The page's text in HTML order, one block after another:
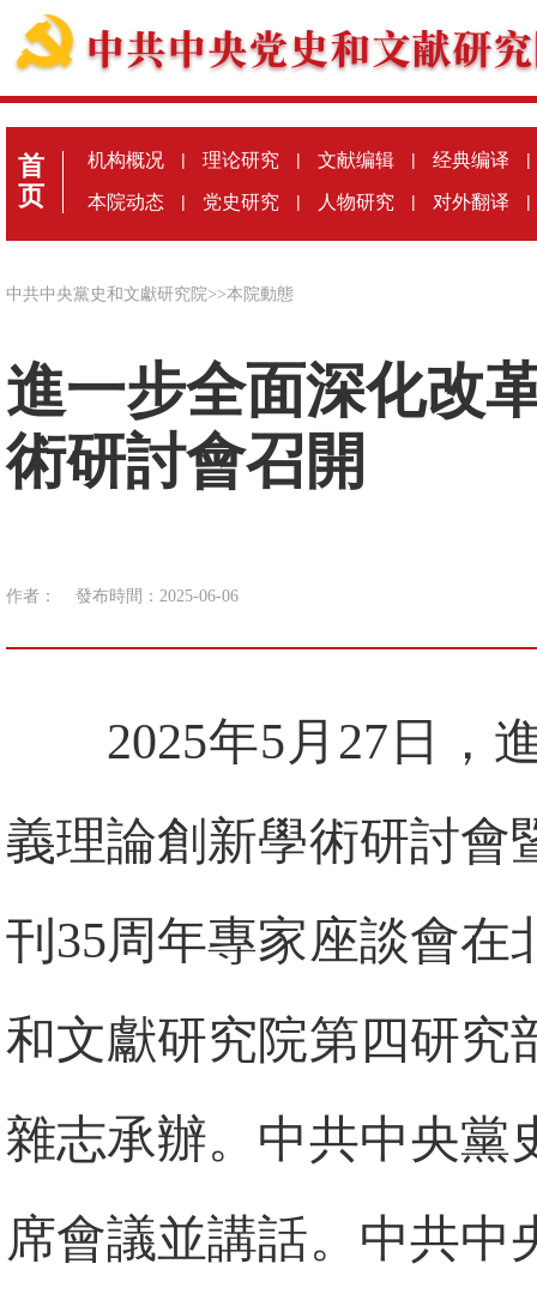
首
页
机构概况 | 理论研究 | 文献编辑 | 经典编译 |
本院动态 | 党史研究 | 人物研究 | 对外翻译 |
中共中央黨史和文獻研究院>>本院動態
進一步全面深化改
術研討會召開
作者： 發布時間：2025-06-06
2025年5月27日，
義理論創新學術研討會
刊35周年專家座談會在
和文獻研究院第四研究
雜志承辦。中共中央黨
席會議並講話。中共中